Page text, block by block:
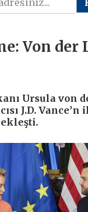
Von der
Ursula von
J.D.